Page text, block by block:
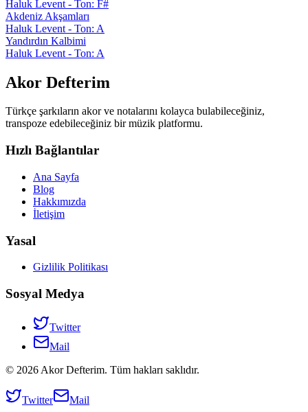
Haluk Levent - Ton: F#
Akdeniz Akşamları
Haluk Levent - Ton: A
Yandırdın Kalbimi
Haluk Levent - Ton: A
Akor Defterim
Türkçe şarkıların akor ve notalarını kolayca bulabileceğiniz,
transpoze edebileceğiniz bir müzik platformu.
Hızlı Bağlantılar
Ana Sayfa
Blog
Hakkımızda
İletişim
Yasal
Gizlilik Politikası
Sosyal Medya
Twitter
Mail
© 2026 Akor Defterim. Tüm hakları saklıdır.
Twitter Mail